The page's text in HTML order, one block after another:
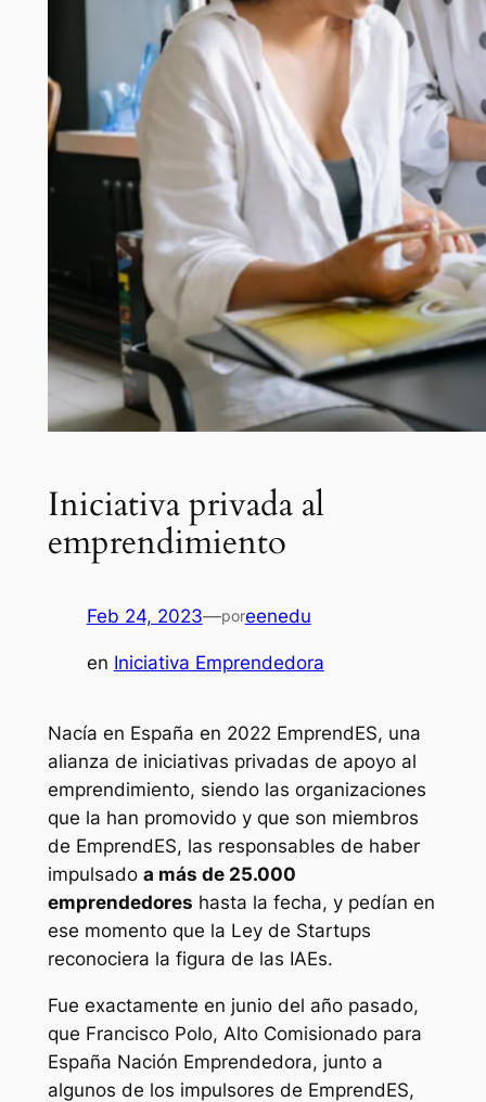
Iniciativa privada al
emprendimiento
Feb 24, 2023—poreenedu
en Iniciativa Emprendedora
Nacía en España en 2022 EmprendES, una
alianza de iniciativas privadas de apoyo al
emprendimiento, siendo las organizaciones
que la han promovido y que son miembros
de EmprendES, las responsables de haber
impulsado a más de 25.000
emprendedores hasta la fecha, y pedían en
ese momento que la Ley de Startups
reconociera la figura de las IAEs.
Fue exactamente en junio del año pasado,
que Francisco Polo, Alto Comisionado para
España Nación Emprendedora, junto a
algunos de los impulsores de EmprendES,